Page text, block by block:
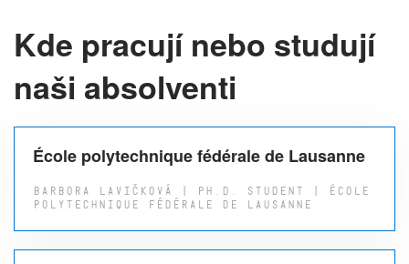
Kde pracují nebo studují
naši absolventi
École polytechnique fédérale de Lausanne
BARBORA LAVIČKOVÁ | PH.D. STUDENT | ÉCOLE
POLYTECHNIQUE FÉDÉRALE DE LAUSANNE